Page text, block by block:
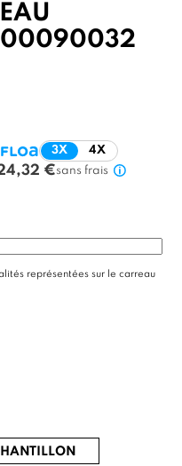
3X 4X
€sans frais
représentées sur le carreau